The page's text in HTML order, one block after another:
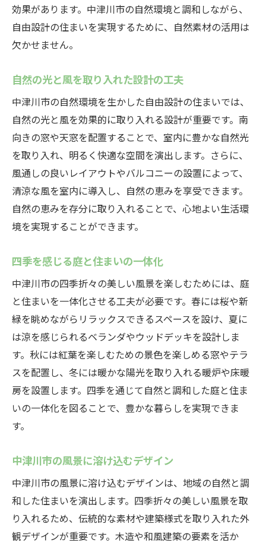
効果があります。中津川市の自然環境と調和しながら、
自由設計の住まいを実現するために、自然素材の活用は
欠かせません。
自然の光と風を取り入れた設計の工夫
中津川市の自然環境を生かした自由設計の住まいでは、
自然の光と風を効果的に取り入れる設計が重要です。南
向きの窓や天窓を配置することで、室内に豊かな自然光
を取り入れ、明るく快適な空間を演出します。さらに、
風通しの良いレイアウトやバルコニーの設置によって、
清涼な風を室内に導入し、自然の恵みを享受できます。
自然の恵みを存分に取り入れることで、心地よい生活環
境を実現することができます。
四季を感じる庭と住まいの一体化
中津川市の四季折々の美しい風景を楽しむためには、庭
と住まいを一体化させる工夫が必要です。春には桜や新
緑を眺めながらリラックスできるスペースを設け、夏に
は涼を感じられるベランダやウッドデッキを設計しま
す。秋には紅葉を楽しむための景色を楽しめる窓やテラ
スを配置し、冬には暖かな陽光を取り入れる暖炉や床暖
房を設置します。四季を通じて自然と調和した庭と住ま
いの一体化を図ることで、豊かな暮らしを実現できま
す。
中津川市の風景に溶け込むデザイン
中津川市の風景に溶け込むデザインは、地域の自然と調
和した住まいを演出します。四季折々の美しい風景を取
り入れるため、伝統的な素材や建築様式を取り入れた外
観デザインが重要です。木造や和風建築の要素を活か